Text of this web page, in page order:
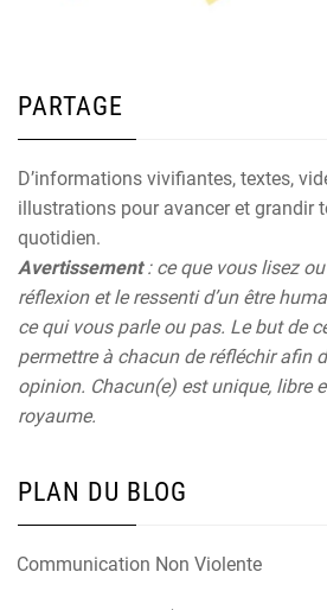
PARTAGE
D’informations vivifiantes, textes,
illustrations pour avancer et grandir
quotidien.
Avertissement: ce que vous lisez
réflexion et le ressenti d’un être
ce qui vous parle ou pas. Le but de
permettre à chacun de réfléchir afin
opinion. Chacun(e) est unique, libre
royaume.
PLAN DU BLOG
Communication Non Violente